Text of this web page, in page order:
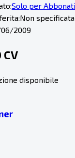
Solo per Abbonati
Non specificata
2009
CV
disponibile